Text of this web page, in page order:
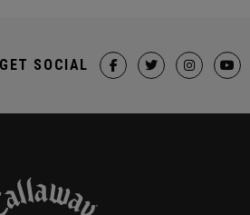
GET SOCIAL